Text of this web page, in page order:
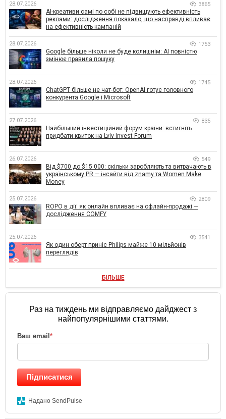
28.07.2026 3865
AI-креативи самі по собі не підвищують ефективність
реклами: дослідження показало, що насправді впливає
на ефективність кампаній
28.07.2026 1753
Google більше ніколи не буде колишнім: AI повністю
змінює правила пошуку
28.07.2026 1745
ChatGPT більше не чат-бот: OpenAI готує головного
конкурента Google і Microsoft
27.07.2026 835
Найбільший інвестиційний форум країни: встигніть
придбати квиток на Lviv Invest Forum
26.07.2026 549
Від $700 до $15 000: скільки заробляють та витрачають в
українському PR — інсайти від znamy та Women Make
Money
25.07.2026 2809
ROPO в дії: як онлайн впливає на офлайн-продажі —
дослідження COMFY
25.07.2026 3541
Як один оберт приніс Philips майже 10 мільйонів
переглядів
БІЛЬШЕ
Раз на тиждень ми відправляємо дайджест з
найпопулярнішими статтями.
Ваш email *
Підписатися
Надано SendPulse